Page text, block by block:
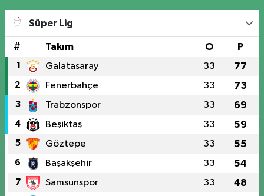
Süper Lig
# Takım O P
1 Galatasaray 33 77
2 Fenerbahçe 33 73
3 Trabzonspor 33 69
4 Beşiktaş 33 59
5 Göztepe 33 55
6 Başakşehir 33 54
7 Samsunspor 33 48